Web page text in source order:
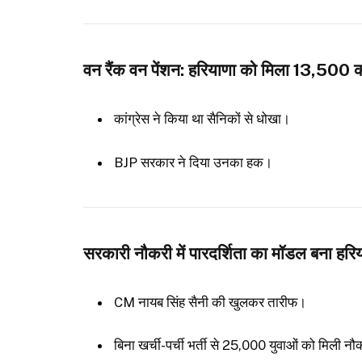
वन रैंक वन पेंशन: हरियाणा को मिला 13,500
कांग्रेस ने किया था सैनिकों से धोखा।
BJP सरकार ने दिया उनका हक।
सरकारी नौकरी में पारदर्शिता का मॉडल बना
CM नायब सिंह सैनी की खुलकर तारीफ।
बिना खर्ची-पर्ची भर्ती से 25,000 युवाओं को मिली